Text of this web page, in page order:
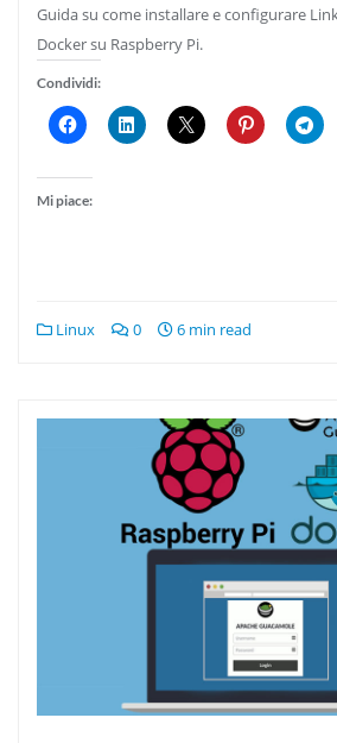
Guida su come installare e configurare
Docker su Raspberry Pi.
Condividi:
Mi piace:
Linux 0 6 min read